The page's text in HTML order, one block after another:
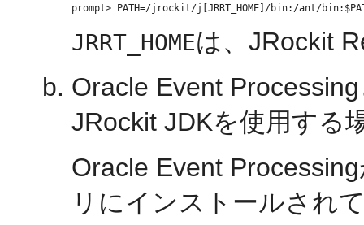
JRRT_HOMEは、JRockit
Oracle Event
JRockit JDKを使用する
Oracle Event
リにインストールされ